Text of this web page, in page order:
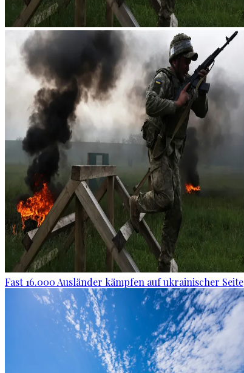
Fast 16.000 Ausländer kämpfen auf ukrainischer Seite